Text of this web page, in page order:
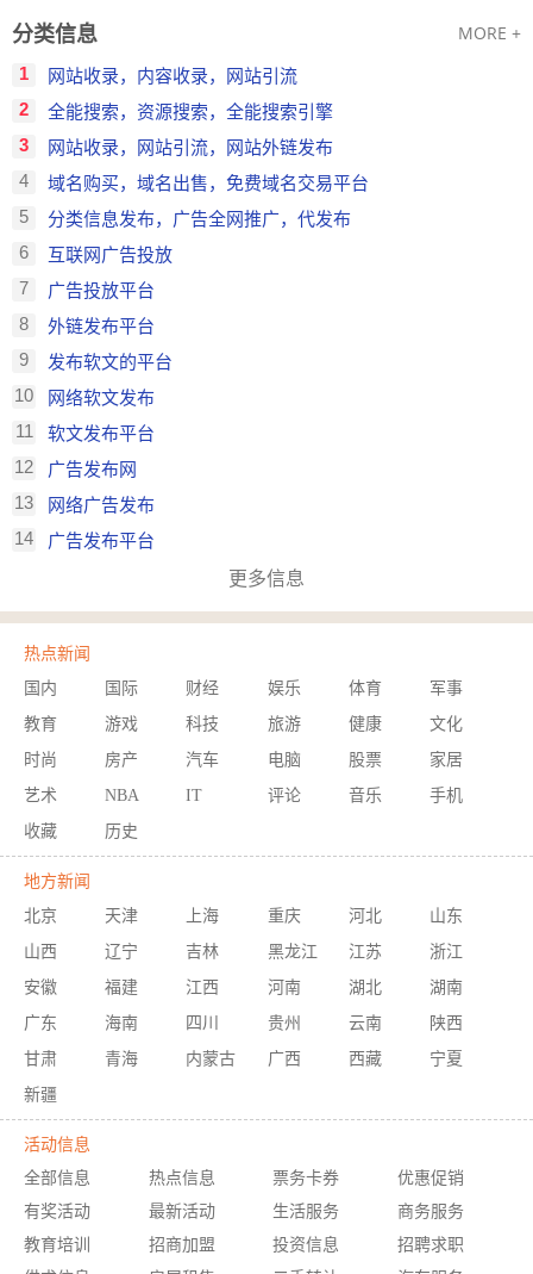
分类信息 MORE +
1 网站收录，内容收录，网站引流
2 全能搜索，资源搜索，全能搜索引擎
3 网站收录，网站引流，网站外链发布
4 域名购买，域名出售，免费域名交易平台
5 分类信息发布，广告全网推广，代发布
6 互联网广告投放
7 广告投放平台
8 外链发布平台
9 发布软文的平台
10 网络软文发布
11 软文发布平台
12 广告发布网
13 网络广告发布
14 广告发布平台
更多信息
热点新闻
国内 国际 财经 娱乐 体育
军事
教育
游戏 科技 旅游 健康
文化
时尚
房产 汽车 电脑 股票
家居
艺术
NBA IT 评论 音乐
手机
收藏
历史
地方新闻
北京 天津 上海 重庆 河北
山东
山西
辽宁 吉林 黑龙江 江苏
浙江
安徽
福建 江西 河南 湖北
湖南
广东
海南 四川 贵州 云南
陕西
甘肃
青海 内蒙古 广西 西藏
宁夏
新疆
活动信息
全部信息 热点信息 票务卡券
优惠促销
有奖活动
最新活动 生活服务
商务服务
教育培训
招商加盟 投资信息
招聘求职